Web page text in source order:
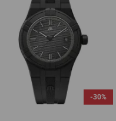
-30%